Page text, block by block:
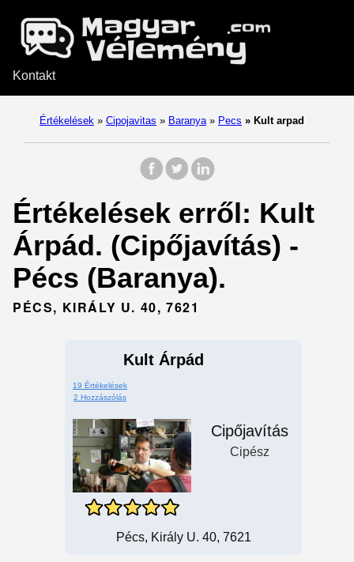
Kontakt
Értékelések » Cipojavitas » Baranya » Pecs » Kult arpad
Értékelések erről: Kult
Árpád. (Cipőjavítás) -
Pécs (Baranya).
PÉCS, KIRÁLY U. 40, 7621
Kult Árpád
19 Értékelések
2 Hozzászólás
Cipőjavítás
Cipész
Pécs, Király U. 40, 7621